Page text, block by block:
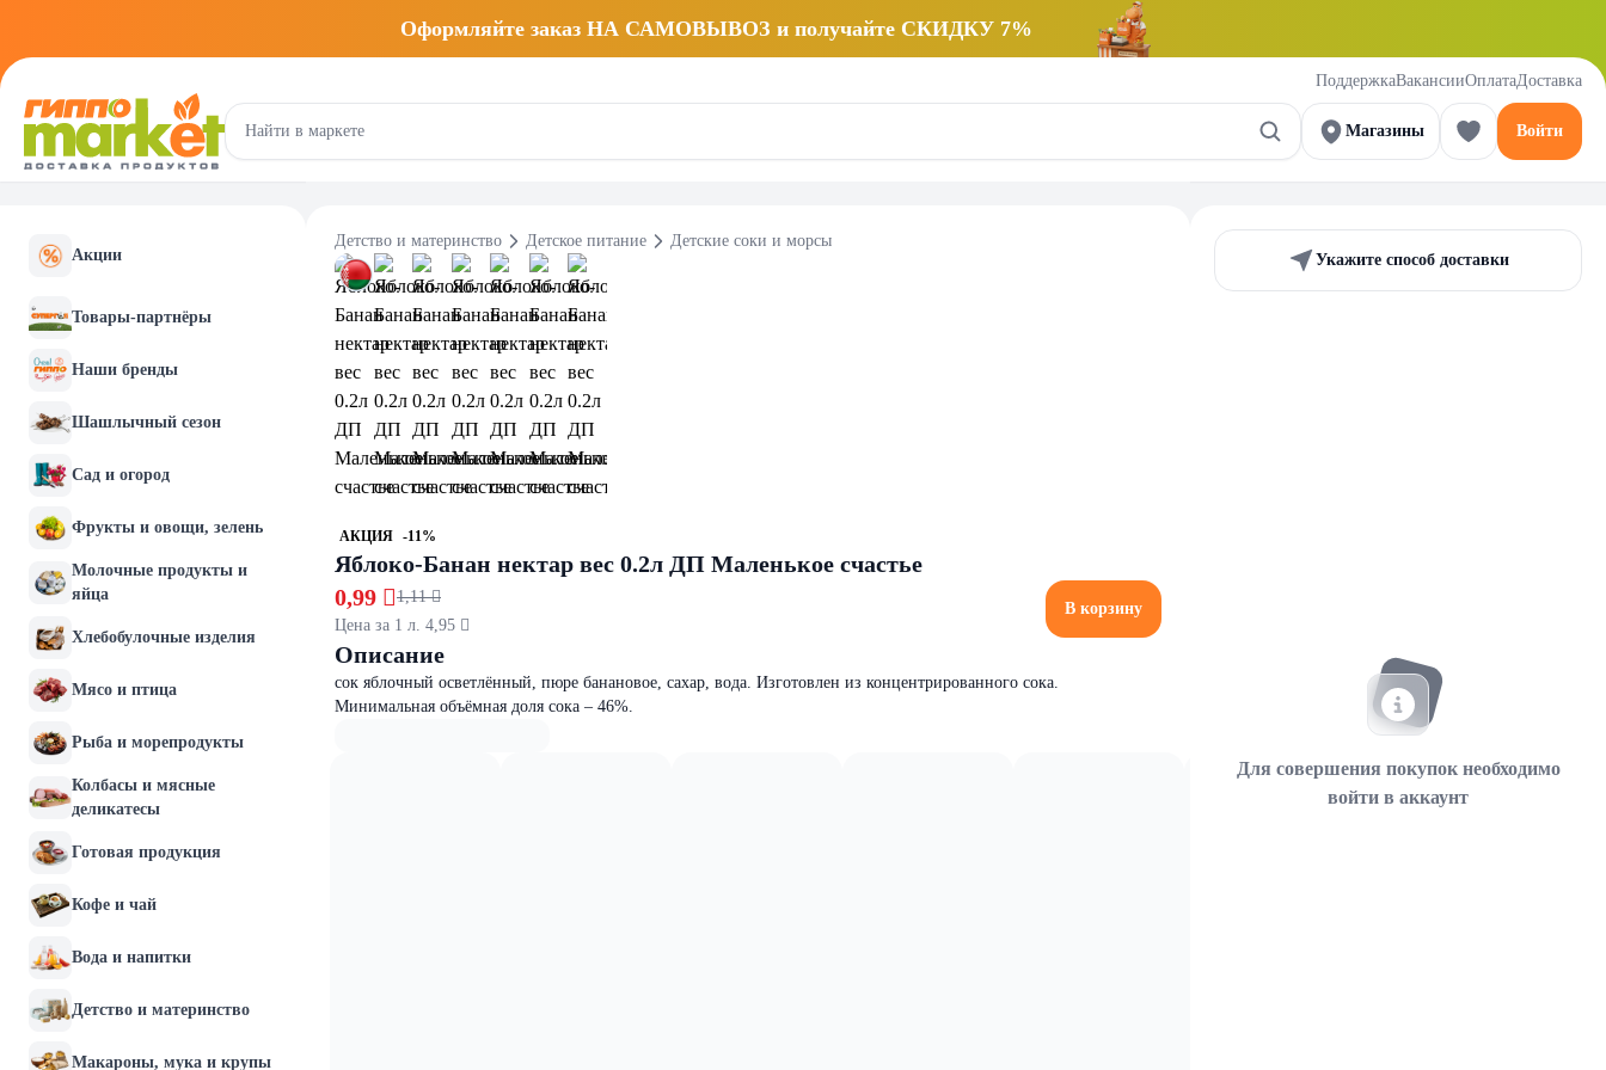
Оформляйте заказ НА САМОВЫВОЗ и получайте СКИДКУ 7%
ПоддержкаВакансииОплатаДоставка
Магазины Войти
Акции
Товары-партнёры
Наши бренды
Шашлычный сезон
Сад и огород
Фрукты и овощи, зелень
Молочные продукты и
яйца
Хлебобулочные изделия
Мясо и птица
Рыба и морепродукты
Колбасы и мясные
деликатесы
Готовая продукция
Кофе и чай
Вода и напитки
Детство и материнство
Макароны, мука и крупы
Детство и материнство Детское питание Детские соки и морсы
АКЦИЯ -11%
Яблоко-Банан нектар вес 0.2л ДП Маленькое счастье
0,99 1,11 
Цена за 1 л. 4,95 
В корзину
Описание
сок яблочный осветлённый, пюре банановое, сахар, вода. Изготовлен из концентрированного сока.
Минимальная объёмная доля сока – 46%.
Укажите способ доставки
Для совершения покупок необходимо
войти в аккаунт